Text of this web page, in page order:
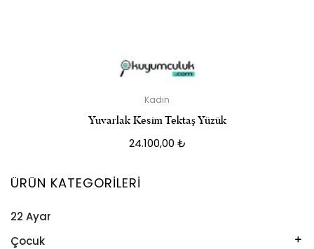
Kadın
Yuvarlak Kesim Tektaş Yüzük
24.100,00 ₺
ÜRÜN KATEGORILERI
22 Ayar
Çocuk